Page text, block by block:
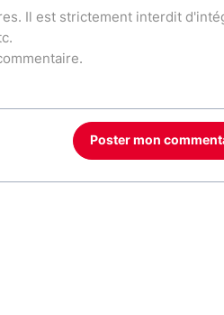
Poster mon